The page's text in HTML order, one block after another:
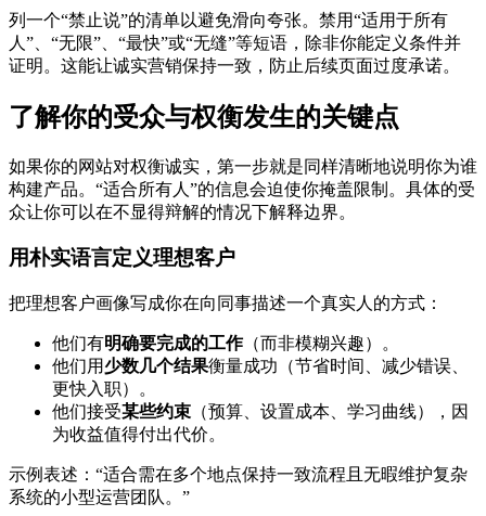
列一个“禁止说”的清单以避免滑向夸张。禁用“适用于所有
人”、“无限”、“最快”或“无缝”等短语，除非你能定义条件并
证明。这能让诚实营销保持一致，防止后续页面过度承诺。
了解你的受众与权衡发生的关键点
如果你的网站对权衡诚实，第一步就是同样清晰地说明你为谁
构建产品。“适合所有人”的信息会迫使你掩盖限制。具体的受
众让你可以在不显得辩解的情况下解释边界。
用朴实语言定义理想客户
把理想客户画像写成你在向同事描述一个真实人的方式：
他们有明确要完成的工作（而非模糊兴趣）。
他们用少数几个结果衡量成功（节省时间、减少错误、
更快入职）。
他们接受某些约束 （预算、设置成本、学习曲线），因
为收益值得付出代价。
示例表述：“适合需在多个地点保持一致流程且无暇维护复杂
系统的小型运营团队。”